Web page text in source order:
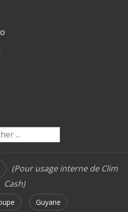
(Pour usage interne de Clim
Cash)
Guyane